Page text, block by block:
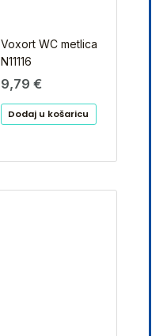
Voxort WC metlica
N11116
9,79 €
Dodaj u košaricu